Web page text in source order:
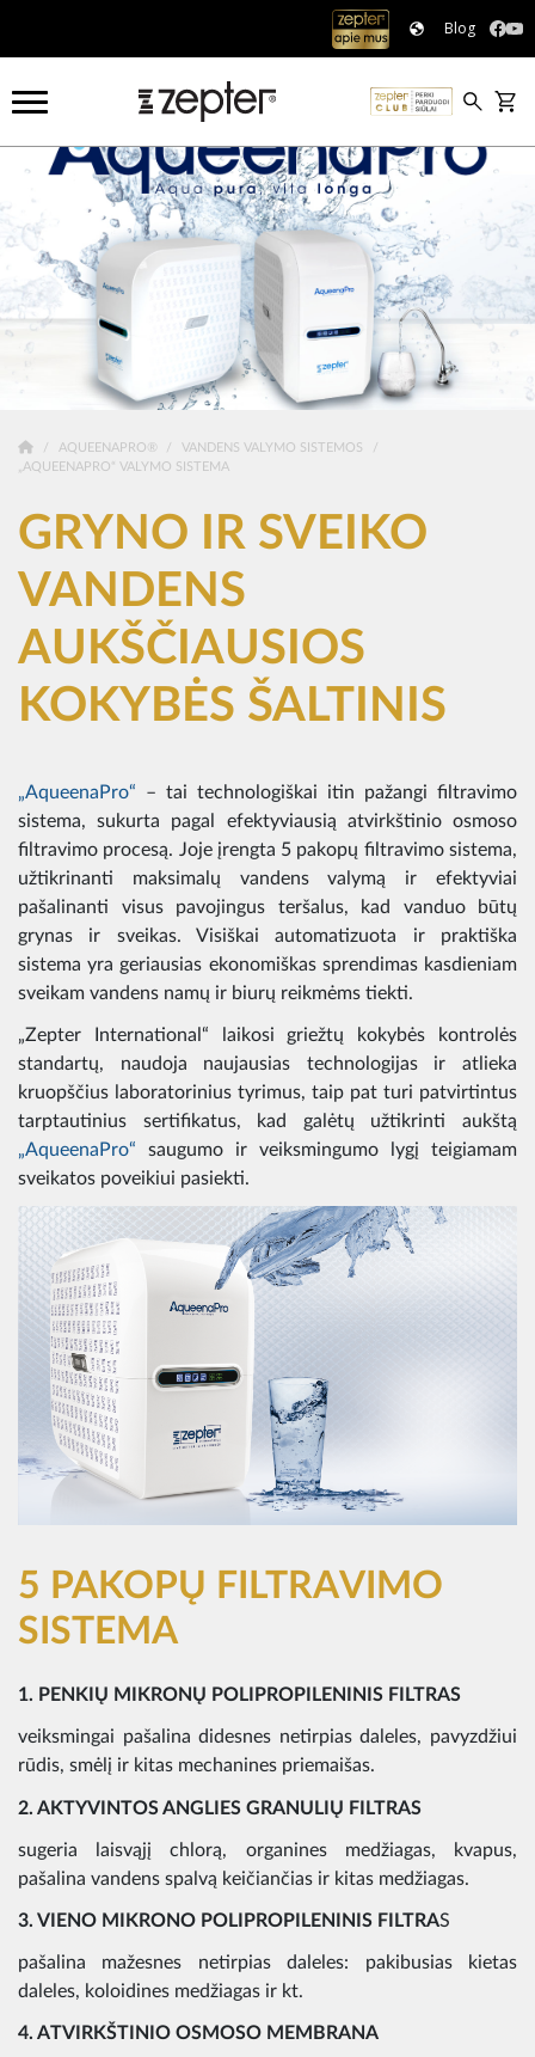
Blog
AQUEENAPRO®
VANDENS VALYMO SISTEMOS
„AQUEENAPRO“ VALYMO SISTEMA
GRYNO IR SVEIKO
VANDENS
AUKŠČIAUSIOS
KOKYBĖS ŠALTINIS
„AqueenaPro“ – tai technologiškai itin pažangi filtravimo
sistema, sukurta pagal efektyviausią atvirkštinio osmoso
filtravimo procesą. Joje įrengta 5 pakopų filtravimo sistema,
užtikrinanti maksimalų vandens valymą ir efektyviai
pašalinanti visus pavojingus teršalus, kad vanduo būtų
grynas ir sveikas. Visiškai automatizuota ir praktiška
sistema yra geriausias ekonomiškas sprendimas kasdieniam
sveikam vandens namų ir biurų reikmėms tiekti.
„Zepter International“ laikosi griežtų kokybės kontrolės
standartų, naudoja naujausias technologijas ir atlieka
kruopščius laboratorinius tyrimus, taip pat turi patvirtintus
tarptautinius sertifikatus, kad galėtų užtikrinti aukštą
„AqueenaPro“ saugumo ir veiksmingumo lygį teigiamam
sveikatos poveikiui pasiekti.
5 PAKOPŲ FILTRAVIMO
SISTEMA
1. PENKIŲ MIKRONŲ POLIPROPILENINIS FILTRAS
veiksmingai pašalina didesnes netirpias daleles, pavyzdžiui
rūdis, smėlį ir kitas mechanines priemaišas.
2. AKTYVINTOS ANGLIES GRANULIŲ FILTRAS
sugeria laisvąjį chlorą, organines medžiagas, kvapus,
pašalina vandens spalvą keičiančias ir kitas medžiagas.
3. VIENO MIKRONO POLIPROPILENINIS FILTRAS
pašalina mažesnes netirpias daleles: pakibusias kietas
daleles, koloidines medžiagas ir kt.
4. ATVIRKŠTINIO OSMOSO MEMBRANA